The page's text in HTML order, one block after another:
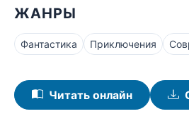
ЖАНРЫ
Фантастика Приключения
Читать онлайн